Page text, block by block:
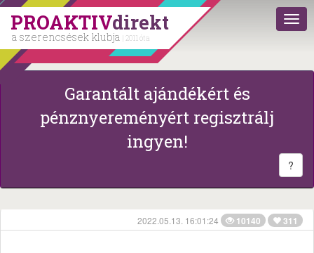
PROAKTIVdirekt
a szerencsések klubja | 2011 óta
Garantált ajándékért és
pénznyereményért regisztrálj
ingyen!
?
2022.05.13. 16:01:24 10140 311